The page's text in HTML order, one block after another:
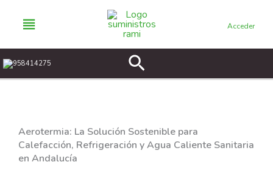
Acceder
958414275 Buscar
Aerotermia: La Solución Sostenible para
Calefacción, Refrigeración y Agua Caliente Sanitaria
en Andalucía